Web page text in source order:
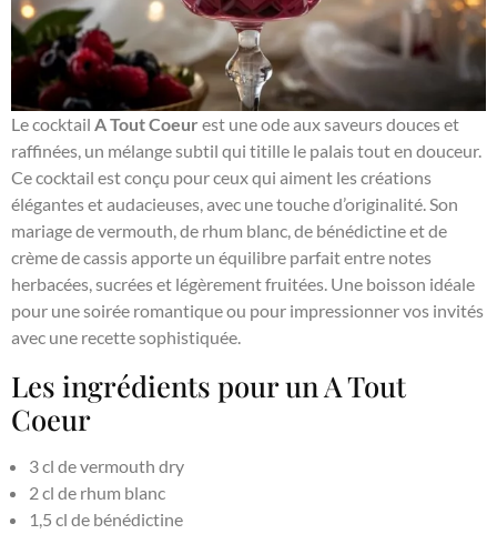
Le cocktail A Tout Coeur est une ode aux saveurs douces et
raffinées, un mélange subtil qui titille le palais tout en douceur.
Ce cocktail est conçu pour ceux qui aiment les créations
élégantes et audacieuses, avec une touche d’originalité. Son
mariage de vermouth, de rhum blanc, de bénédictine et de
crème de cassis apporte un équilibre parfait entre notes
herbacées, sucrées et légèrement fruitées. Une boisson idéale
pour une soirée romantique ou pour impressionner vos invités
avec une recette sophistiquée.
Les ingrédients pour un A Tout
Coeur
3 cl de vermouth dry
2 cl de rhum blanc
1,5 cl de bénédictine